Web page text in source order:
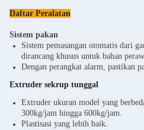
Daftar Peralatan
Sistem pakan
Sistem pemasangan otomatis dari
dirancang khusus untuk bahan
Dengan perangkat alarm, pastikan
Extruder sekrup tunggal
Extruder ukuran model yang
300kg/jam hingga 600kg/jam.
Plastisasi yang lebih baik.